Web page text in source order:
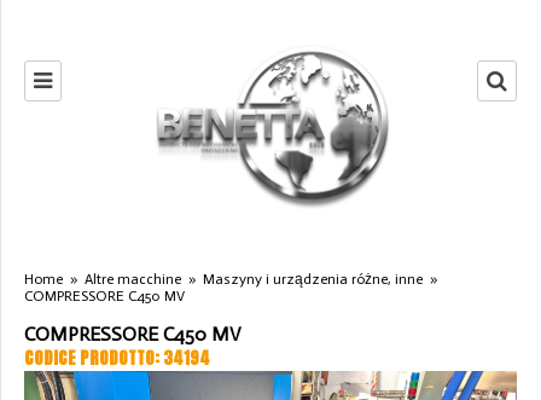
Home » Altre macchine » Maszyny i urządzenia różne, inne »
COMPRESSORE C450 MV
COMPRESSORE C450 MV
CODICE PRODOTTO: 34194